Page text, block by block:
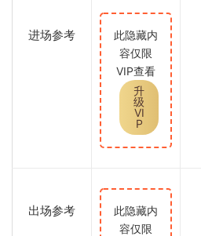
进场参考
此隐藏内
容仅限
VIP查看
升
级
VI
P
出场参考
此隐藏内
容仅限